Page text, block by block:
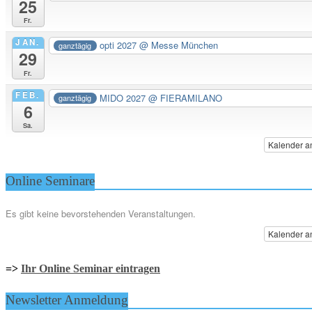
25
Fr.
JAN.
29
Fr.
ganztägig opti 2027@ Messe München
FEB.
6
Sa.
ganztägig MIDO 2027@ FIERAMILANO
Kalender
Online Seminare
Es gibt keine bevorstehenden Veranstaltungen.
Kalender
=> Ihr Online Seminar eintragen
Newsletter Anmeldung